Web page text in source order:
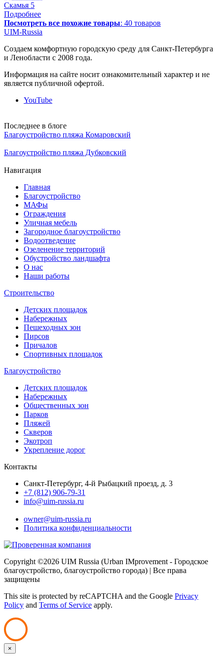
Скамья 5
Подробнее
Посмотреть все похожие товары: 40 товаров
UIM-Russia
Создаем комфортную городскую среду для Санкт-Петербурга
и Ленобласти с 2008 года.
Информация на сайте носит ознакомительный характер и не
является публичной офертой.
YouTube
Последнее в блоге
Благоустройство пляжа Комаровский
Благоустройство пляжа Дубковский
Навигация
Главная
Благоустройство
МАФы
Ограждения
Уличная мебель
Загородное благоустройство
Водоотведение
Озеленение территорий
Обустройство ландшафта
О нас
Наши работы
Строительство
Детских площадок
Набережных
Пешеходных зон
Пирсов
Причалов
Спортивных площадок
Благоустройство
Детских площадок
Набережных
Общественных зон
Парков
Пляжей
Скверов
Экотроп
Укрепление дорог
Контакты
Санкт-Петербург, 4-й Рыбацкий проезд, д. 3
+7 (812) 906-79-31
info@uim-russia.ru
owner@uim-russia.ru
Политика конфиденциальности
Copyright ©2026 UIM Russia (Urban IMprovement - Городское
благоустройство, благоустройство города) | Все права
защищены
This site is protected by reCAPTCHA and the Google Privacy
Policy and Terms of Service apply.
×